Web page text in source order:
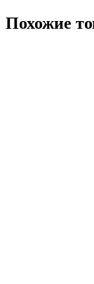
Похожие